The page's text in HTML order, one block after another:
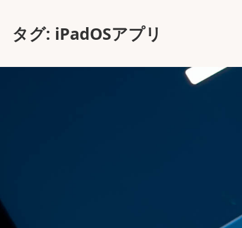
タグ: iPadOSアプリ